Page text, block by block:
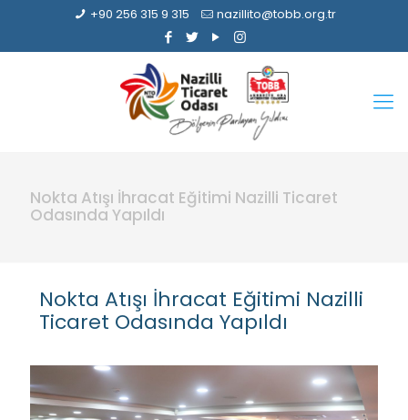
+90 256 315 9 315 nazillito@tobb.org.tr
Nokta Atışı İhracat Eğitimi Nazilli Ticaret
Odasında Yapıldı
Nokta Atışı İhracat Eğitimi Nazilli
Ticaret Odasında Yapıldı